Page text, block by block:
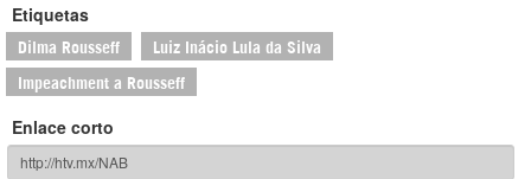
Etiquetas
Dilma Rousseff Luiz Inácio Lula da Silva
Impeachment a Rousseff
Enlace corto